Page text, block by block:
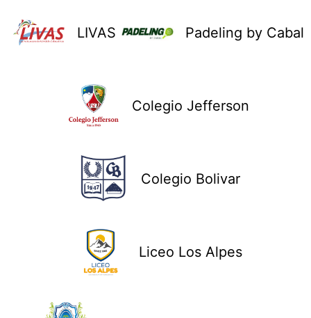
LIVAS Padeling by Cabal
Colegio Jefferson
Colegio Bolivar
Liceo Los Alpes